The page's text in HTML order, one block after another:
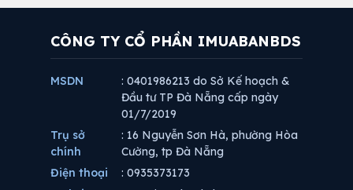
CÔNG TY CỔ PHẦN IMUABANBDS
MSDN
: 0401986213 do Sở Kế hoạch &
Đầu tư TP Đà Nẵng cấp ngày
01/7/2019
Trụ sở
chính
: 16 Nguyễn Sơn Hà, phường Hòa
Cường, tp Đà Nẵng
Điện thoại
: 0935373173